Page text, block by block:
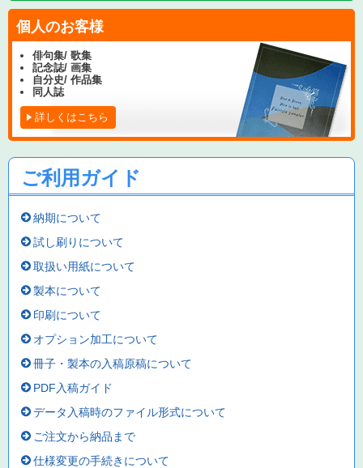
個人のお客様
俳句集/ 歌集
記念誌/ 画集
自分史/ 作品集
同人誌
詳しくはこちら
ご利用ガイド
納期について
試し刷りについて
取扱い用紙について
製本について
印刷について
オプション加工について
冊子・製本の入稿原稿について
PDF入稿ガイド
データ入稿時のファイル形式について
ご注文から納品まで
仕様変更の手続きについて